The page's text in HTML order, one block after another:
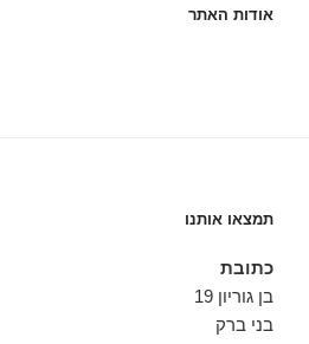
אודות האתר
תמצאו אותנו
כתובת
בן גוריון 19
בני ברק